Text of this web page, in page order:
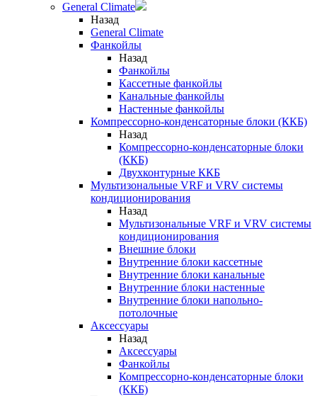
General Climate
Назад
General Climate
Фанкойлы
Назад
Фанкойлы
Кассетные фанкойлы
Канальные фанкойлы
Настенные фанкойлы
Компрессорно-конденсаторные блоки (ККБ)
Назад
Компрессорно-конденсаторные блоки
(ККБ)
Двухконтурные ККБ
Мультизональные VRF и VRV системы
кондиционирования
Назад
Мультизональные VRF и VRV системы
кондиционирования
Внешние блоки
Внутренние блоки кассетные
Внутренние блоки канальные
Внутренние блоки настенные
Внутренние блоки напольно-
потолочные
Аксессуары
Назад
Аксессуары
Фанкойлы
Компрессорно-конденсаторные блоки
(ККБ)